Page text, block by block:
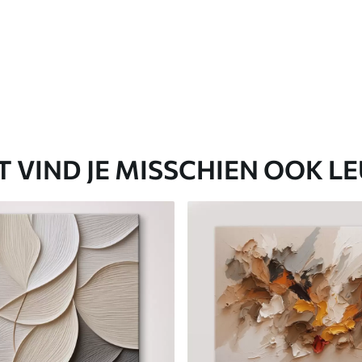
VIND JE MISSCHIEN OOK